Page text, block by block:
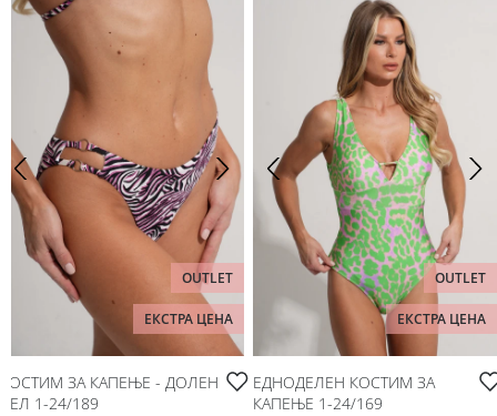
OUTLET
ЕКСТРА ЦЕНА
КОСТИМ ЗА КАПЕЊЕ - ДОЛЕН
ДЕЛ 1-24/189
OUTLET
ЕКСТРА ЦЕНА
ЕДНОДЕЛЕН КОСТИМ ЗА
КАПЕЊЕ 1-24/169